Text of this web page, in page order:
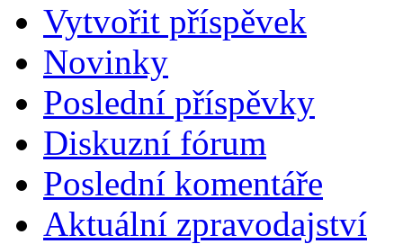
Vytvořit příspěvek
Novinky
Poslední příspěvky
Diskuzní fórum
Poslední komentáře
Aktuální zpravodajství